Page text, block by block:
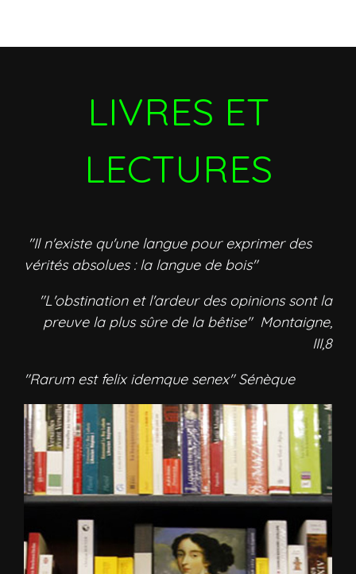
LIVRES ET
LECTURES
"Il n'existe qu'une langue pour exprimer des
vérités absolues : la langue de bois"
"L'obstination et l'ardeur des opinions sont la
preuve la plus sûre de la bêtise" Montaigne,
III,8
"Rarum est felix idemque senex" Sénèque